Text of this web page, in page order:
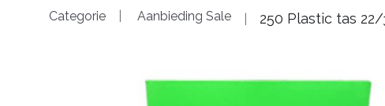
Categorie Aanbieding Sale 250 Plastic tas